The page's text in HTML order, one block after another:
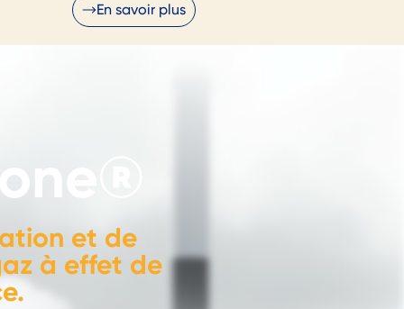
En savoir plus
et de
à effet de